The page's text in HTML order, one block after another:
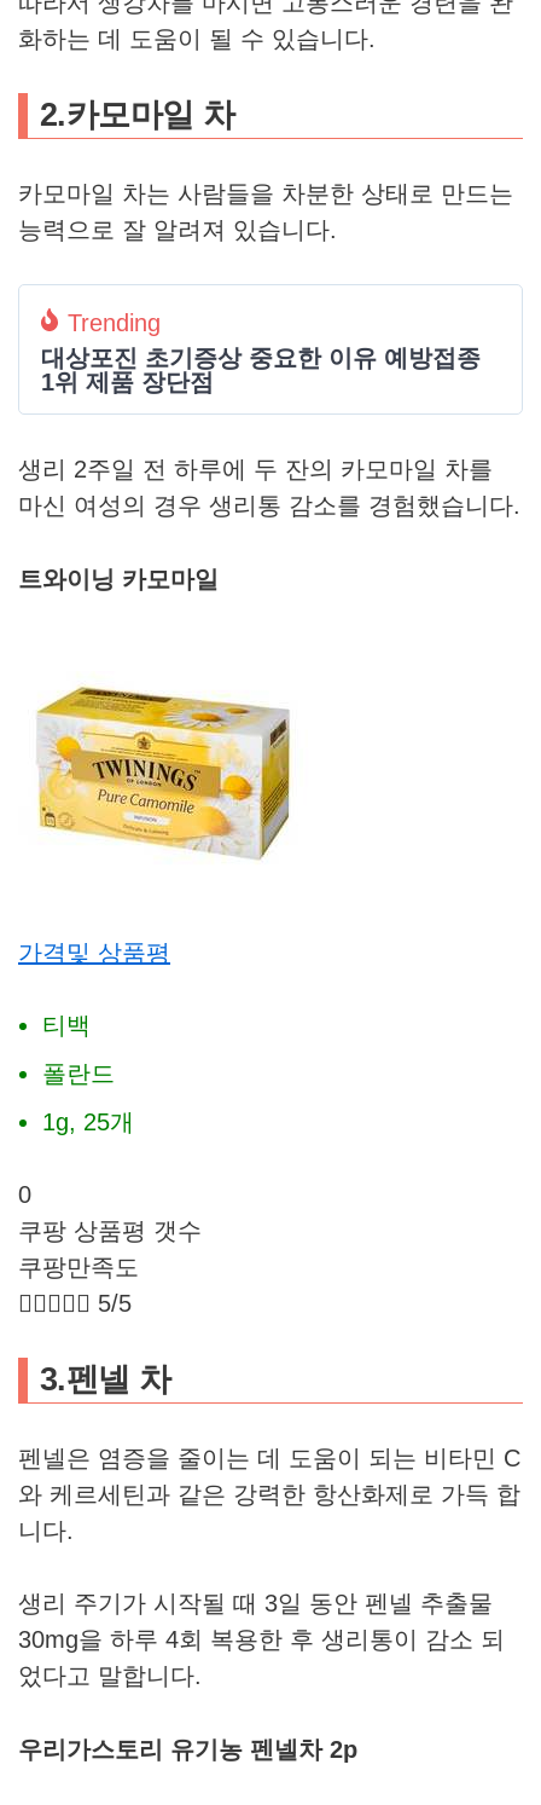
화하는 데 도움이 될 수 있습니다.
2.카모마일 차
카모마일 차는 사람들을 차분한 상태로 만드는
능력으로 잘 알려져 있습니다.
Trending
대상포진 초기증상 중요한 이유 예방접종
1위 제품 장단점
생리 2주일 전 하루에 두 잔의 카모마일 차를
마신 여성의 경우 생리통 감소를 경험했습니다.
트와이닝 카모마일
가격및 상품평
티백
폴란드
1g, 25개
0
쿠팡 상품평 갯수
쿠팡만족도
 5/5
3.펜넬 차
펜넬은 염증을 줄이는 데 도움이 되는 비타민 C
와 케르세틴과 같은 강력한 항산화제로 가득 합
니다.
생리 주기가 시작될 때 3일 동안 펜넬 추출물
30mg을 하루 4회 복용한 후 생리통이 감소 되
었다고 말합니다.
우리가스토리 유기농 펜넬차 2p